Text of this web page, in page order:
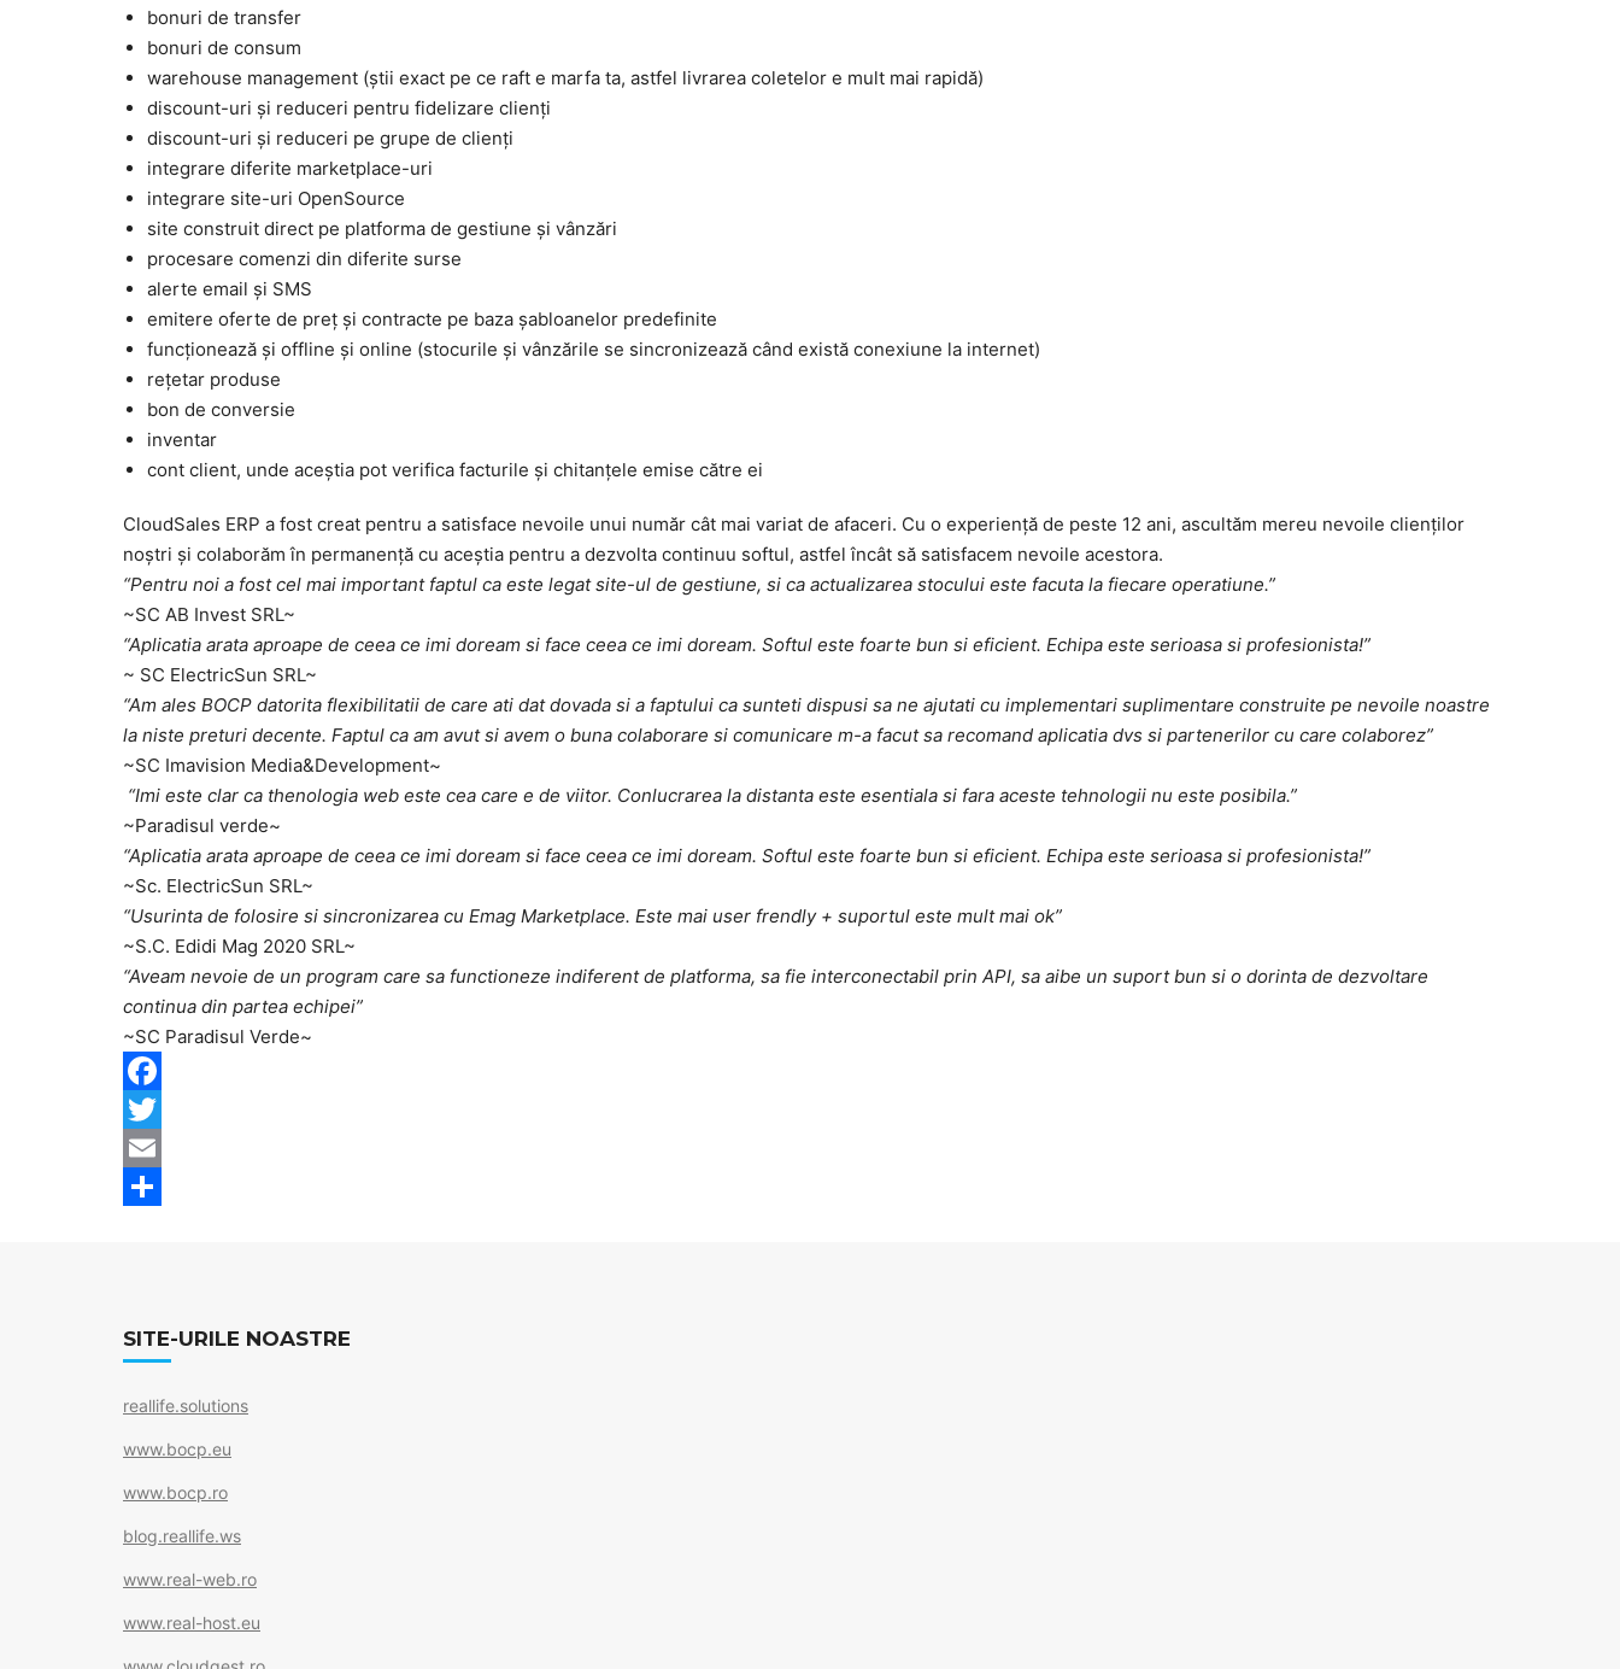
bonuri de transfer
bonuri de consum
warehouse management (știi exact pe ce raft e marfa ta, astfel livrarea coletelor e mult mai rapidă)
discount-uri și reduceri pentru fidelizare clienți
discount-uri și reduceri pe grupe de clienți
integrare diferite marketplace-uri
integrare site-uri OpenSource
site construit direct pe platforma de gestiune și vânzări
procesare comenzi din diferite surse
alerte email și SMS
emitere oferte de preț și contracte pe baza șabloanelor predefinite
funcționează și offline și online (stocurile și vânzările se sincronizează când există conexiune la internet)
rețetar produse
bon de conversie
inventar
cont client, unde aceștia pot verifica facturile și chitanțele emise către ei
CloudSales ERP a fost creat pentru a satisface nevoile unui număr cât mai variat de afaceri. Cu o experiență de peste 12 ani, ascultăm mereu nevoile clienților
noștri și colaborăm în permanență cu aceștia pentru a dezvolta continuu softul, astfel încât să satisfacem nevoile acestora.
“Pentru noi a fost cel mai important faptul ca este legat site-ul de gestiune, si ca actualizarea stocului este facuta la fiecare operatiune.”
~SC AB Invest SRL~
“Aplicatia arata aproape de ceea ce imi doream si face ceea ce imi doream. Softul este foarte bun si eficient. Echipa este serioasa si profesionista!”
~ SC ElectricSun SRL~
“Am ales BOCP datorita flexibilitatii de care ati dat dovada si a faptului ca sunteti dispusi sa ne ajutati cu implementari suplimentare construite pe nevoile noastre
la niste preturi decente. Faptul ca am avut si avem o buna colaborare si comunicare m-a facut sa recomand aplicatia dvs si partenerilor cu care colaborez”
~SC Imavision Media&Development~
“Imi este clar ca thenologia web este cea care e de viitor. Conlucrarea la distanta este esentiala si fara aceste tehnologii nu este posibila.”
~Paradisul verde~
“Aplicatia arata aproape de ceea ce imi doream si face ceea ce imi doream. Softul este foarte bun si eficient. Echipa este serioasa si profesionista!”
~Sc. ElectricSun SRL~
“Usurinta de folosire si sincronizarea cu Emag Marketplace. Este mai user frendly + suportul este mult mai ok”
~S.C. Edidi Mag 2020 SRL~
“Aveam nevoie de un program care sa functioneze indiferent de platforma, sa fie interconectabil prin API, sa aibe un suport bun si o dorinta de dezvoltare
continua din partea echipei”
~SC Paradisul Verde~
F
a
c
o
T
w
e
E
lr
SITE-URILE NOASTRE
reallife.solutions
www.bocp.eu
www.bocp.ro
blog.reallife.ws
www.real-web.ro
www.real-host.eu